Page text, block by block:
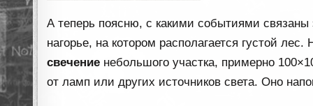
А теперь поясню, с какими событиями
нагорье, на котором располагается густой
свечение небольшого участка, примерно
от ламп или других источников света. Оно